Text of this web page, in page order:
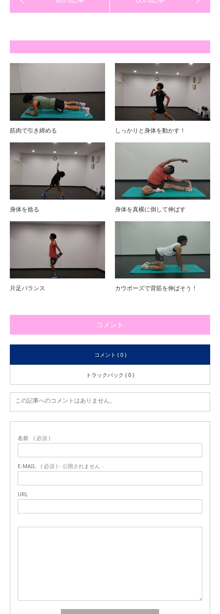
筋肉で引き締める しっかりと身体を動かす！
身体を捻る 身体を真横に倒して伸ばす
片足バランス カウポーズで背筋を伸ばそう！
コメント
コメント ( 0 )
トラックバック ( 0 )
この記事へのコメントはありません。
名前 ( 必須 )
E-MAIL ( 必須 ) - 公開されません -
URL